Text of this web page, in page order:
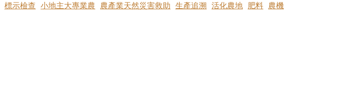
標示檢查 小地主大專業農 農產業天然災害救助 生產追溯 活化農地 肥料 農機